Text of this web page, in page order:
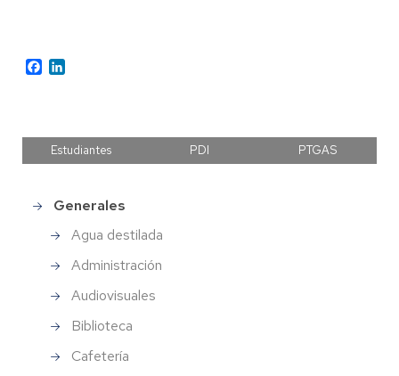
Facebook
Estudiantes PDI PTGAS
Main
Generales
Agua destilada
Administración
Audiovisuales
Biblioteca
Cafetería